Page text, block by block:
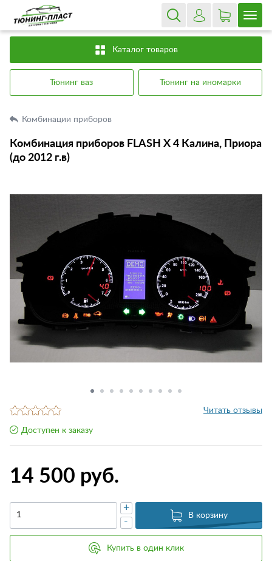
Каталог товаров
Тюнинг ваз Тюнинг на иномарки
Комбинации приборов
Комбинация приборов FLASH X 4 Калина, Приора
(до 2012 г.в)
Читать отзывы
Доступен к заказу
14 500 руб.
-
+
В корзину
Купить в один клик